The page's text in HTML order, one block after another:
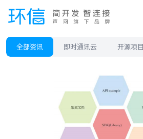
全部资讯 即时通讯云 开源项目